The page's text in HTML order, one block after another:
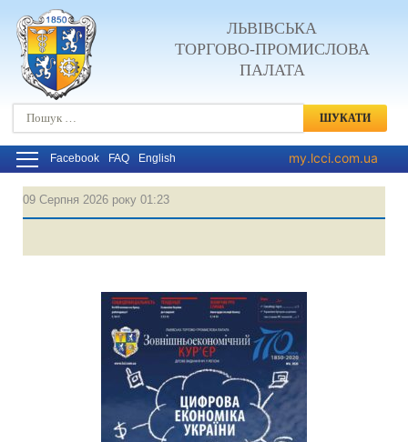
ЛЬВІВСЬКА
ТОРГОВО-ПРОМИСЛОВА
ПАЛАТА
Пошук:
Facebook FAQ English my.lcci.com.ua
09 Серпня 2026 року 01:23